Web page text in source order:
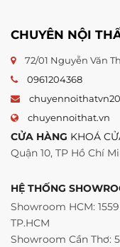
CHUYÊN NỘI
72/01 Nguyễn Văn
0961204368
chuyennoithat.vn
CỬA HÀNG KHOÁ
Quận 10, TP Hồ Chí
HỆ THỐNG
Showroom HCM:
TP.HCM
Showroom Cần Thơ: